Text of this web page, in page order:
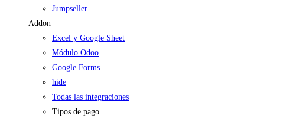
Jumpseller
Addon
Excel y Google Sheet
Módulo Odoo
Google Forms
hide
Todas las integraciones
Tipos de pago